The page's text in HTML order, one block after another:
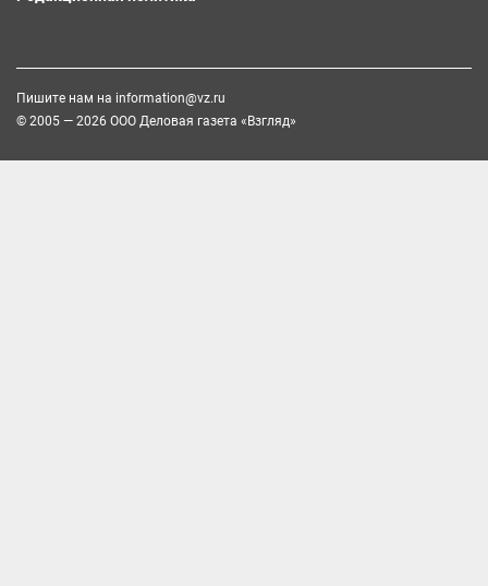
Пишите нам на information@vz.ru
© 2005 — 2026 ООО Деловая газета «Взгляд»